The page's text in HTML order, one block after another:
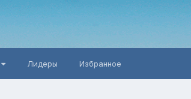
Лидеры Избранное